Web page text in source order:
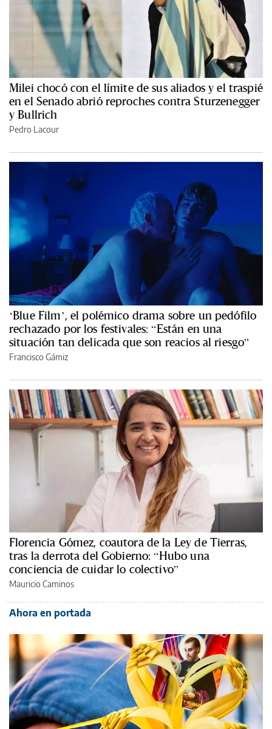
Milei chocó con el límite de sus aliados y el traspié
en el Senado abrió reproches contra Sturzenegger
y Bullrich
Pedro Lacour
‘Blue Film’, el polémico drama sobre un pedófilo
rechazado por los festivales: “Están en una
situación tan delicada que son reacios al riesgo”
Francisco Gámiz
Florencia Gómez, coautora de la Ley de Tierras,
tras la derrota del Gobierno: “Hubo una
conciencia de cuidar lo colectivo”
Mauricio Caminos
Ahora en portada